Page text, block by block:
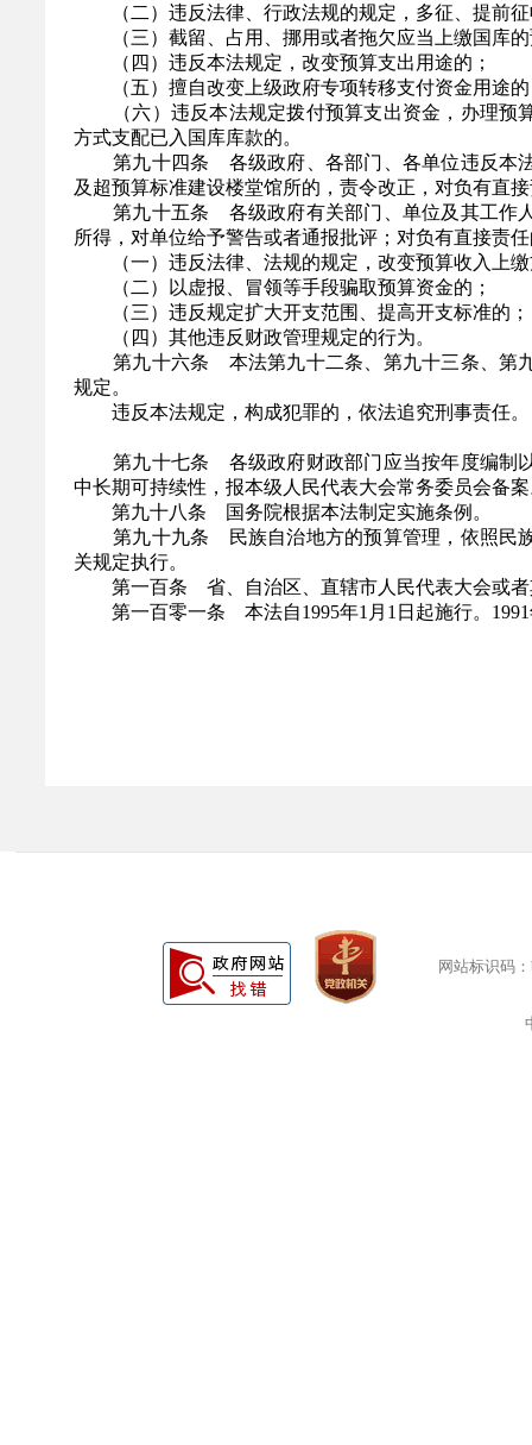
（二）违反法律、行政法规的规定，多征、提前征
（三）截留、占用、挪用或者拖欠应当上缴国库的
（四）违反本法规定，改变预算支出用途的；
（五）擅自改变上级政府专项转移支付资金用途
（六）违反本法规定拨付预算支出资金，办理预
方式支配已入国库库款的。
第九十四条 各级政府、各部门、各单位违反本法
及超预算标准建设楼堂馆所的，责令改正，对负有直
第九十五条 各级政府有关部门、单位及其工作人
所得，对单位给予警告或者通报批评；对负有直接责
（一）违反法律、法规的规定，改变预算收入上缴
（二）以虚报、冒领等手段骗取预算资金的；
（三）违反规定扩大开支范围、提高开支标准的；
（四）其他违反财政管理规定的行为。
第九十六条 本法第九十二条、第九十三条、第九
规定。
违反本法规定，构成犯罪的，依法追究刑事责任。
第九十七条 各级政府财政部门应当按年度编制以
中长期可持续性，报本级人民代表大会常务委员会备
第九十八条 国务院根据本法制定实施条例。
第九十九条 民族自治地方的预算管理，依照民族
关规定执行。
第一百条 省、自治区、直辖市人民代表大会或者
第一百零一条 本法自1995年1月1日起施行。1991
网站标识码